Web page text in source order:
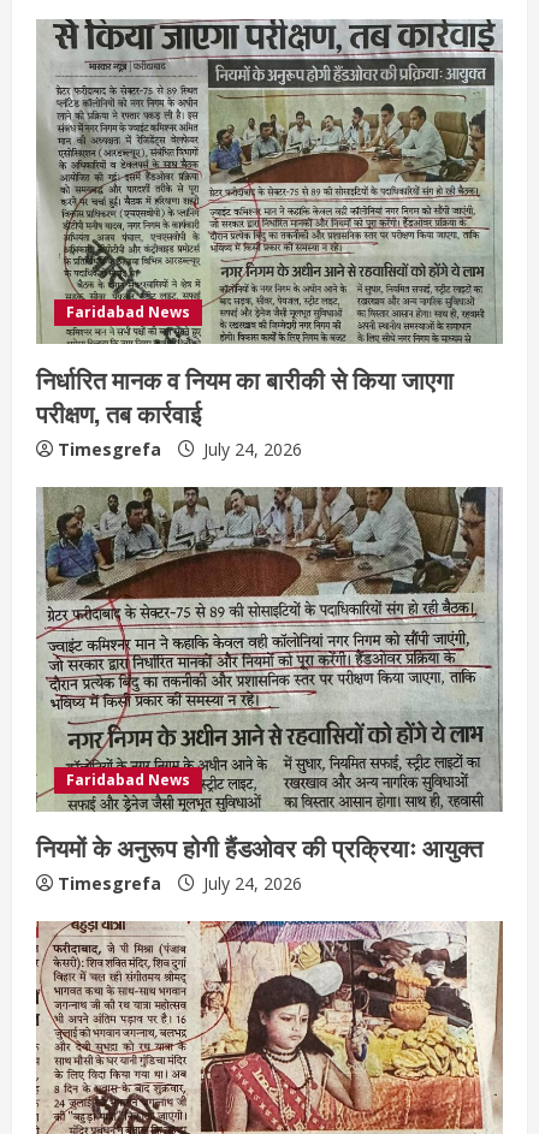
Faridabad News
निर्धारित मानक व नियम का बारीकी से किया जाएगा
परीक्षण, तब कार्रवाई
Timesgrefa July 24, 2026
Faridabad News
नियमों के अनुरूप होगी हैंडओवर की प्रक्रियाः आयुक्त
Timesgrefa July 24, 2026